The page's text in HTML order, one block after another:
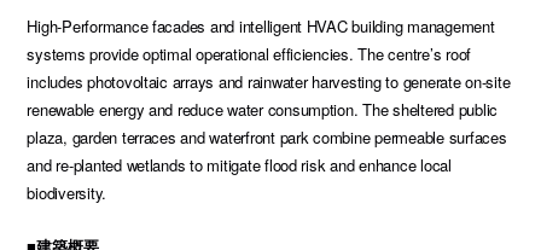
High-Performance facades and intelligent HVAC building management
systems provide optimal operational efficiencies. The centre’s roof
includes photovoltaic arrays and rainwater harvesting to generate on-site
renewable energy and reduce water consumption. The sheltered public
plaza, garden terraces and waterfront park combine permeable surfaces
and re-planted wetlands to mitigate flood risk and enhance local
biodiversity.
■建築概要